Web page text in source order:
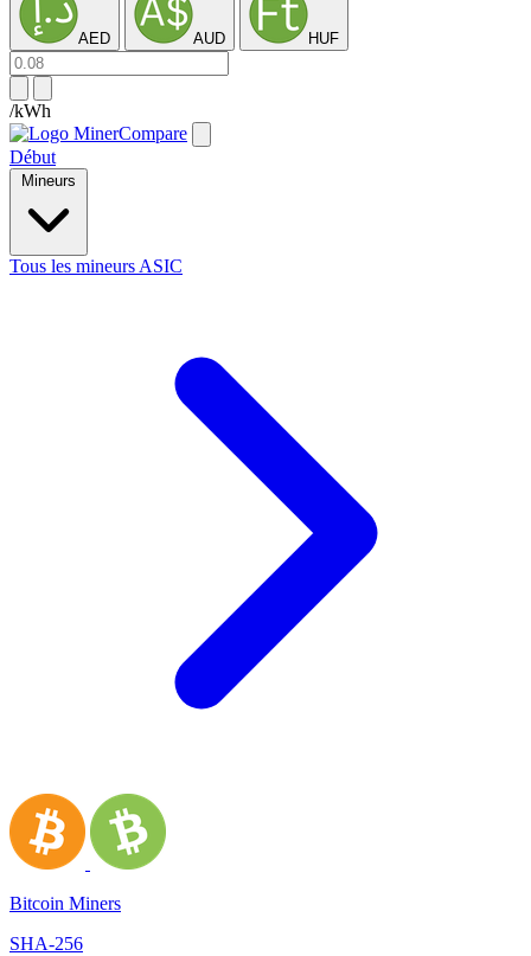
AED AUD HUF
/kWh
Début
Mineurs
Tous les mineurs ASIC
Bitcoin Miners
SHA-256